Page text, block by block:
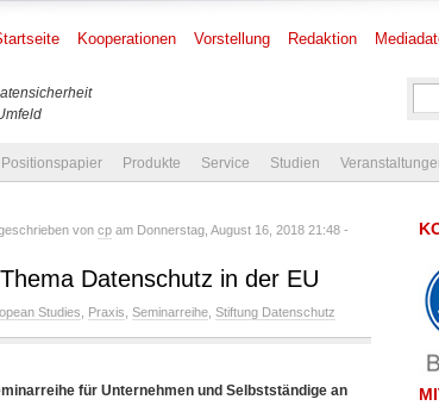
Kooperationen Vorstellung Redaktion
Positionspapier Produkte Service Studien
von cp am Donnerstag, August 16, 2018 21:48 -
Datenschutz in der EU
Studies Praxis Seminarreihe Stiftung Datenschutz
für Unternehmen und Selbstständige an